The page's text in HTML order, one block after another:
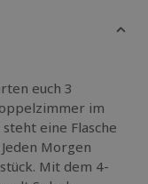
euch 3
im
eine Flasche
Morgen
Mit dem 4-